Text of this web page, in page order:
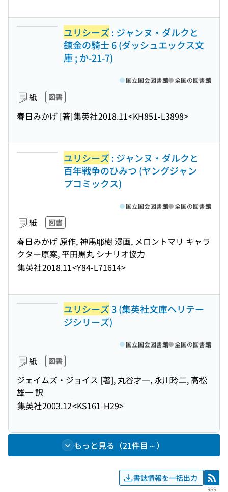
ユリシーズ : ジャンヌ・ダルクと
錬金の騎士 6 (ダッシュエックス文
庫 ; か-21-7)
紙 図書
春日みかげ [著]集英社2018.11<KH851-L3898>
国立国会図書館 全国の図書館
ユリシーズ : ジャンヌ・ダルクと
百年戦争のひみつ (ヤングジャン
プコミックス)
紙 図書
春日みかげ 原作, 神馬耶樹 漫画, メロントマリ キャラ
クター原案, 平田黒丸 シナリオ協力
集英社2018.11<Y84-L71614>
国立国会図書館 全国の図書館
ユリシーズ3 (集英社文庫ヘリテー
ジシリーズ)
紙 図書
ジェイムズ・ジョイス [著], 丸谷才一, 永川玲二, 高松
雄一 訳
集英社2003.12<KS161-H29>
国立国会図書館 全国の図書館
もっと見る（21件目～）
書誌情報を一括出力 RSS
RSS